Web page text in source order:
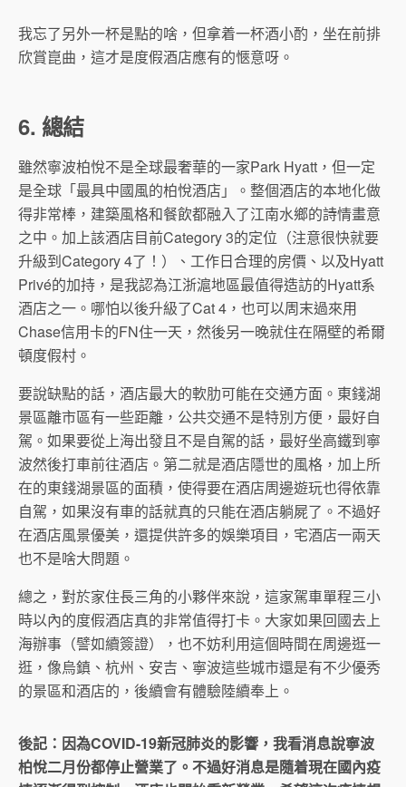
我忘了另外一杯是點的啥，但拿着一杯酒小酌，坐在前排
欣賞崑曲，這才是度假酒店應有的愜意呀。
6. 總結
雖然寧波柏悅不是全球最奢華的一家Park Hyatt，但一定
是全球「最具中國風的柏悅酒店」。整個酒店的本地化做
得非常棒，建築風格和餐飲都融入了江南水鄉的詩情畫意
之中。加上該酒店目前Category 3的定位（注意很快就要
升級到Category 4了！）、工作日合理的房價、以及Hyatt
Privé的加持，是我認為江浙滬地區最值得造訪的Hyatt系
酒店之一。哪怕以後升級了Cat 4，也可以周末過來用
Chase信用卡的FN住一天，然後另一晚就住在隔壁的希爾
頓度假村。
要說缺點的話，酒店最大的軟肋可能在交通方面。東錢湖
景區離市區有一些距離，公共交通不是特別方便，最好自
駕。如果要從上海出發且不是自駕的話，最好坐高鐵到寧
波然後打車前往酒店。第二就是酒店隱世的風格，加上所
在的東錢湖景區的面積，使得要在酒店周邊遊玩也得依靠
自駕，如果沒有車的話就真的只能在酒店躺屍了。不過好
在酒店風景優美，還提供許多的娛樂項目，宅酒店一兩天
也不是啥大問題。
總之，對於家住長三角的小夥伴來說，這家駕車單程三小
時以內的度假酒店真的非常值得打卡。大家如果回國去上
海辦事（譬如續簽證），也不妨利用這個時間在周邊逛一
逛，像烏鎮、杭州、安吉、寧波這些城市還是有不少優秀
的景區和酒店的，後續會有體驗陸續奉上。
後記：因為COVID-19新冠肺炎的影響，我看消息說寧波
柏悅二月份都停止營業了。不過好消息是隨着現在國內疫